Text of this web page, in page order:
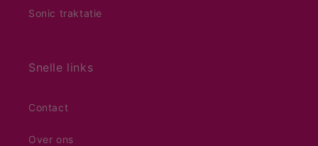
Sonic traktatie
Snelle links
Contact
Over ons